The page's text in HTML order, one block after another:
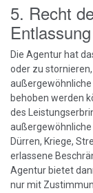
5. Recht
Entlassung
Die Agentur hat
oder zu
behoben werden
des
Dürren, Kriege,
erlassene
Agentur bietet
nur mit